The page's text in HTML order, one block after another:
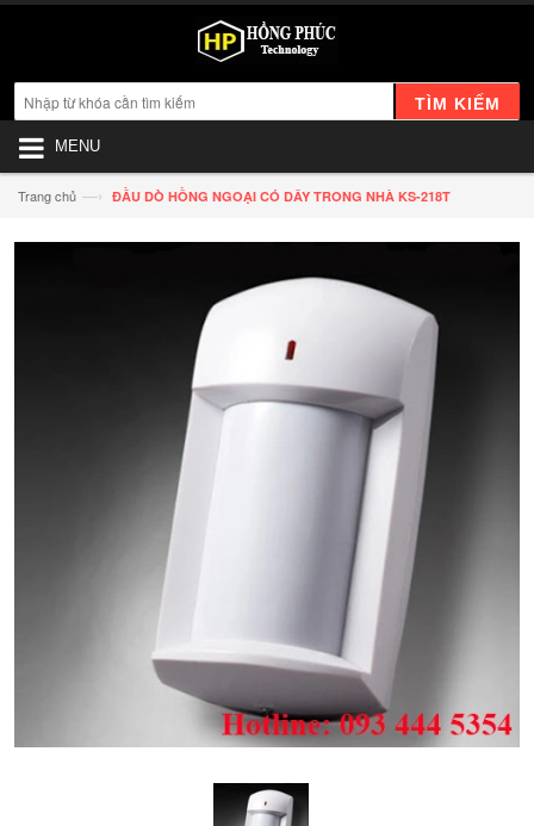
TÌM KIẾM
MENU
Trang chủ —› ĐẦU DÒ HỒNG NGOẠI CÓ DÂY TRONG NHÀ KS-218T